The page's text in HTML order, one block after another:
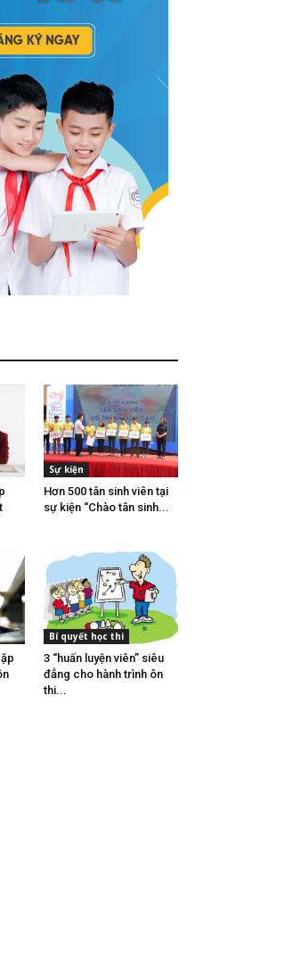
Sự kiện
Hơn 500 tân sinh viên tại
sự kiện “Chào tân sinh...
Bí quyết học thi
3 “huấn luyện viên” siêu
đẳng cho hành trình ôn
thi...